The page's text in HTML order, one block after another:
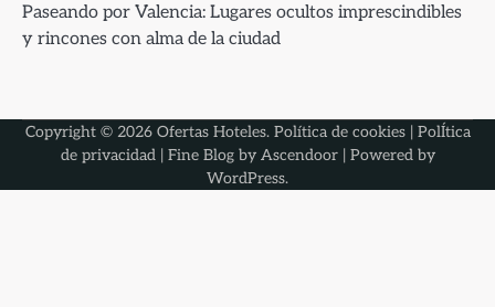
Paseando por Valencia: Lugares ocultos imprescindibles
y rincones con alma de la ciudad
Copyright © 2026 Ofertas Hoteles. Política de cookies| PolÍtica
de privacidad| Fine Blog by Ascendoor| Powered by
WordPress.